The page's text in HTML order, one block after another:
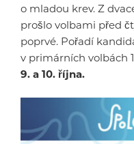
o mladou krev. Z
prošlo volbami před
poprvé. Pořadí
v primárních volbách
9. a 10. října.